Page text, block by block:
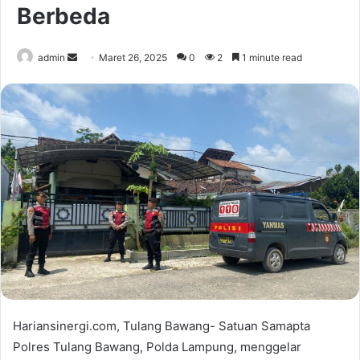
Berbeda
admin
Send
email
Maret 26, 2025 0 2 1 minute read
Hariansinergi.com, Tulang Bawang- Satuan Samapta
Polres Tulang Bawang, Polda Lampung, menggelar